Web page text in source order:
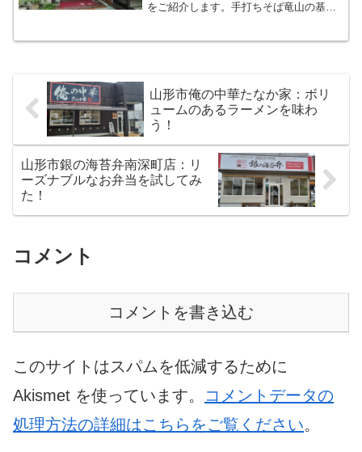
をご紹介します。手打ちそば竜山の基本
のある場所は、山形市中心部より約300ｍ
山形市俺の中華たなか家：ボリ
ュームのあるラーメンを味わ
う！
山形市銀の海苔弁南深町店：リ
ーズナブルなお弁当を試してみ
た！
コメント
コメントを書き込む
このサイトはスパムを低減するために
Akismet を使っています。
コメントデータの
処理方法の詳細はこちらをご覧ください。